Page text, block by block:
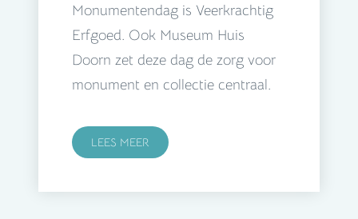
Monumentendag is Veerkrachtig
Erfgoed. Ook Museum Huis
Doorn zet deze dag de zorg voor
monument en collectie centraal.
LEES MEER